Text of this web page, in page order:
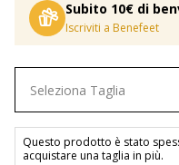
Subito 10€ di
Iscriviti a Benefeet
Seleziona Taglia
Questo prodotto è stato
acquistare una taglia in più.